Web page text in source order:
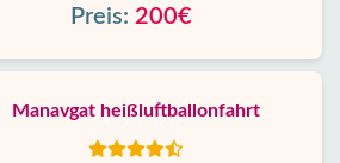
Preis: 200€
Manavgat heißluftballonfahrt